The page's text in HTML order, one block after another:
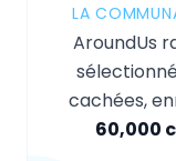
LA
AroundUs
cachées,
60,000